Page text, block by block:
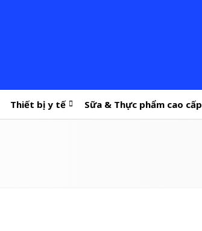
Thiết bị y tế Sữa & Thực phẩm cao cấp